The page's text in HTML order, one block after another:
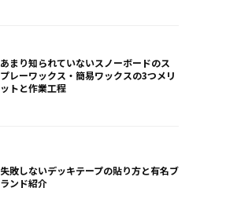
あまり知られていないスノーボードのス
プレーワックス・簡易ワックスの3つメリ
ットと作業工程
失敗しないデッキテープの貼り方と有名ブ
ランド紹介